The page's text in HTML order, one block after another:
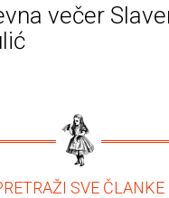
večer
SVE ČLANKE